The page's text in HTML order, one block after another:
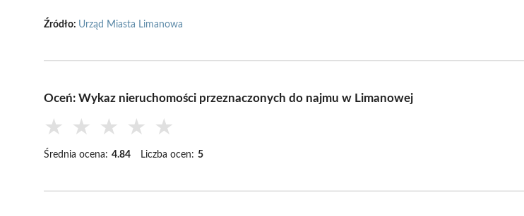
Źródło: Urząd Miasta Limanowa
Oceń: Wykaz nieruchomości przeznaczonych do najmu w Limanowej
★ ★ ★ ★ ★
Średnia ocena: 4.84 Liczba ocen: 5